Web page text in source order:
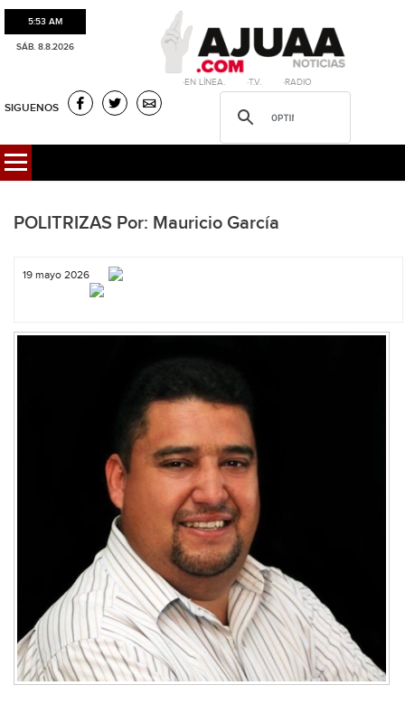
5:53 AM
SÁB. 8.8.2026
·EN LÍNEA. ·T.V. ·RADIO
SIGUENOS
POLITRIZAS Por: Mauricio García
19 mayo 2026